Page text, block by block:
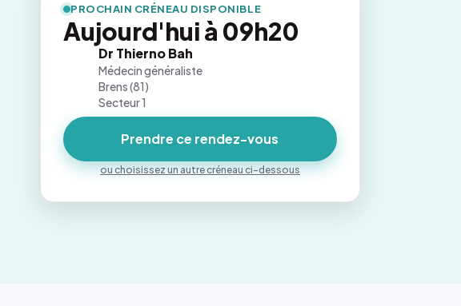
PROCHAIN CRÉNEAU DISPONIBLE
Aujourd'hui à 09h20
Dr Thierno Bah
Médecin généraliste
Brens (81)
Secteur 1
Prendre ce rendez-vous
ou choisissez un autre créneau ci-dessous